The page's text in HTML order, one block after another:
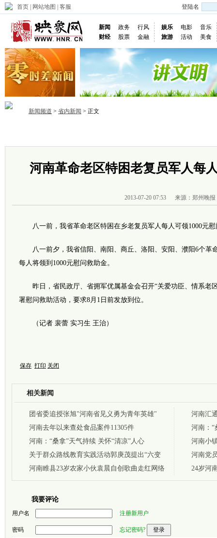
首页 网站地图 客服 登陆名
新闻 政务
行风
财经
股票 金融
娱乐 电影
音乐
旅游
活动 美食
新闻频道 > 省内新闻 > 正文
河南革命老区特困老复员军人每
2013-07-20 07:53 来源：郑州晚报
八一前，我省革命老区特困在乡老复员军人每人可领1000元慰
八一前夕，我省信阳、南阳、商丘、洛阳、安阳、濮阳6个革
每人将领到1000元慰问救助金。
昨日，省民政厅、省拥军优属基金会召开“关爱功臣、情系老
署慰问救助活动，要求8月1日前发放到位。
（记者 裴蕾 实习生 王治）
保存 打印 关闭
相关新闻
团省委追授张旭"河南省见义勇为青年英雄"
河南去年以来查处食品案件11305件
河南：“桑拿”天气持续 关怀“清凉”人心
关于群众路线教育实践活动郭庚茂提出“六变
六不变”
河南睢县23岁农家小伙袁晨自创歌曲走红网络
河南汇
河南：“
河南小
河南党
心入脑
24岁河
我要评论
用户名 注册新用户
密码 忘记密码?